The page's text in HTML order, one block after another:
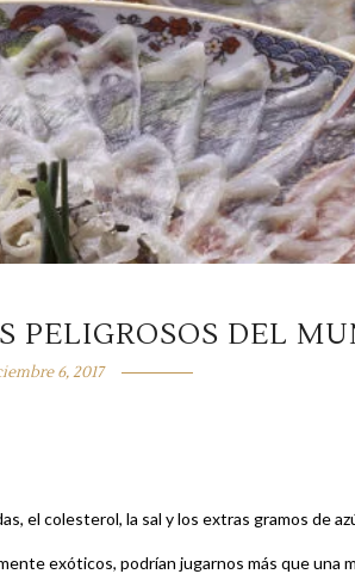
PELIGROSOS DEL
6, 2017
el colesterol, la sal y los extras gramos de
exóticos, podrían jugarnos más que una